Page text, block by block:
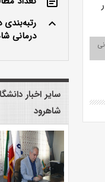
keyboard_arrow_up
درمانی
سایر اخبار
شاهرود